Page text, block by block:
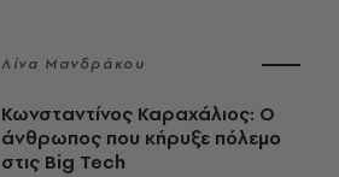
Λίνα Μανδράκου
Κωνσταντίνος Καραχάλιος: Ο
άνθρωπος που κήρυξε πόλεμο
στις Big Tech